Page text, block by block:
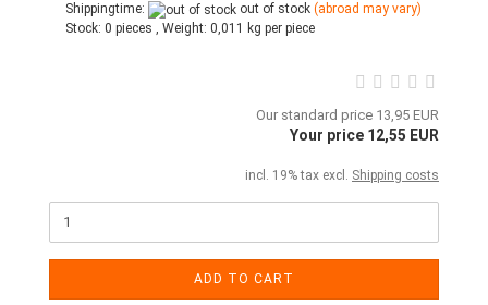
Shippingtime:
out of stock (abroad may vary)
Stock: 0 pieces , Weight: 0,011 kg per piece
Our standard price 13,95 EUR
Your price 12,55 EUR
incl. 19% tax excl. Shipping costs
ADD TO CART